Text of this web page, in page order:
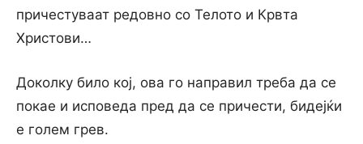
причестуваат редовно со Телото и Крвта
Христови…
Доколку било кој, ова го направил треба да се
покае и исповеда пред да се причести, бидејќи
е голем грев.